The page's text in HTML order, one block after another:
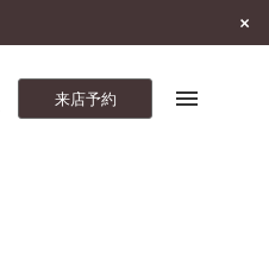
9:30～16:00/ 通話無料
来店予約